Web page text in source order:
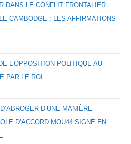
DANS LE CONFLIT FRONTALIER
CAMBODGE : LES AFFIRMATIONS
L’OPPOSITION POLITIQUE AU
PAR LE ROI
D’UNE MANIÈRE
D’ACCORD MOU44 SIGNÉ EN